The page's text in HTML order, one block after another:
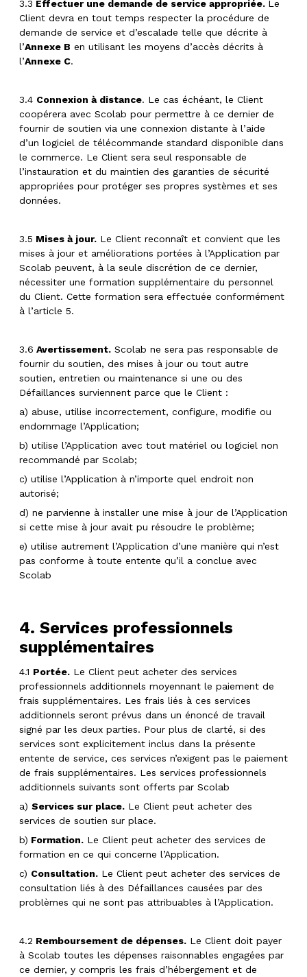
3.3 Effectuer une demande de service appropriée. Le
Client devra en tout temps respecter la procédure de
demande de service et d’escalade telle que décrite à
l’Annexe B en utilisant les moyens d’accès décrits à
l’Annexe C.
3.4 Connexion à distance. Le cas échéant, le Client
coopérera avec Scolab pour permettre à ce dernier de
fournir de soutien via une connexion distante à l’aide
d’un logiciel de télécommande standard disponible dans
le commerce. Le Client sera seul responsable de
l’instauration et du maintien des garanties de sécurité
appropriées pour protéger ses propres systèmes et ses
données.
3.5 Mises à jour. Le Client reconnaît et convient que les
mises à jour et améliorations portées à l’Application par
Scolab peuvent, à la seule discrétion de ce dernier,
nécessiter une formation supplémentaire du personnel
du Client. Cette formation sera effectuée conformément
à l’article 5.
3.6 Avertissement. Scolab ne sera pas responsable de
fournir du soutien, des mises à jour ou tout autre
soutien, entretien ou maintenance si une ou des
Défaillances surviennent parce que le Client :
a) abuse, utilise incorrectement, configure, modifie ou
endommage l’Application;
b) utilise l’Application avec tout matériel ou logiciel non
recommandé par Scolab;
c) utilise l’Application à n’importe quel endroit non
autorisé;
d) ne parvienne à installer une mise à jour de l’Application
si cette mise à jour avait pu résoudre le problème;
e) utilise autrement l’Application d’une manière qui n’est
pas conforme à toute entente qu’il a conclue avec
Scolab
4. Services professionnels
supplémentaires
4.1 Portée. Le Client peut acheter des services
professionnels additionnels moyennant le paiement de
frais supplémentaires. Les frais liés à ces services
additionnels seront prévus dans un énoncé de travail
signé par les deux parties. Pour plus de clarté, si des
services sont explicitement inclus dans la présente
entente de service, ces services n’exigent pas le paiement
de frais supplémentaires. Les services professionnels
additionnels suivants sont offerts par Scolab
a) Services sur place. Le Client peut acheter des
services de soutien sur place.
b) Formation. Le Client peut acheter des services de
formation en ce qui concerne l’Application.
c) Consultation. Le Client peut acheter des services de
consultation liés à des Défaillances causées par des
problèmes qui ne sont pas attribuables à l’Application.
4.2 Remboursement de dépenses. Le Client doit payer
à Scolab toutes les dépenses raisonnables engagées par
ce dernier, y compris les frais d’hébergement et de